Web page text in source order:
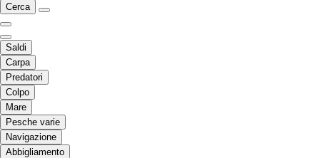
Cerca
Saldi
Carpa
Predatori
Colpo
Mare
Pesche varie
Navigazione
Abbigliamento